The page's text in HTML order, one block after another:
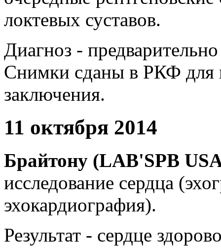
локтевых суставов.
Диагноз -
Снимки сданы в РКФ для
заключения.
11 октября 2014
Брайтону (LAB'SPB
исследование сердца
эхокардиография).
Результат - сердце